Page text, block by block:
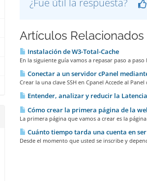
¿Fue útil la respuesta?
Artículos Relacionados
Instalación de W3-Total-Cache
En la siguiente guí­a vamos a repasar paso a
Conectar a un servidor cPanel
Crear la una clave SSH en Cpanel Accede al
Entender, analizar y reducir la Latencia
Cómo crear la primera página de la
La primera página que vamos a crear es la
Cuánto tiempo tarda una cuenta en
Desde el momento que usted se inscribe y